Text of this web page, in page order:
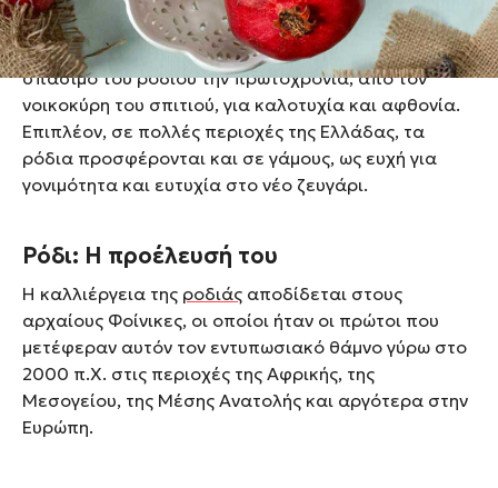
φιλανθρωπία.
Ένα από τα πιο διαδεδομένα ελληνικά έθιμα είναι το
σπάσιμο του ροδιού την πρωτοχρονιά, από τον
νοικοκύρη του σπιτιού, για καλοτυχία και αφθονία.
Επιπλέον, σε πολλές περιοχές της Ελλάδας, τα
ρόδια προσφέρονται και σε γάμους, ως ευχή για
γονιμότητα και ευτυχία στο νέο ζευγάρι.
Ρόδι: Η προέλευσή του
Η καλλιέργεια της ροδιάς αποδίδεται στους
αρχαίους Φοίνικες, οι οποίοι ήταν οι πρώτοι που
μετέφεραν αυτόν τον εντυπωσιακό θάμνο γύρω στο
2000 π.Χ. στις περιοχές της Αφρικής, της
Μεσογείου, της Μέσης Ανατολής και αργότερα στην
Ευρώπη.